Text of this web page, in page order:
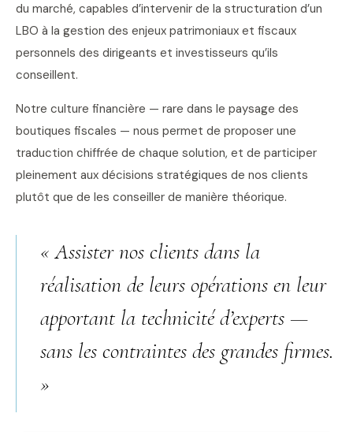
du marché, capables d’intervenir de la structuration d’un
LBO à la gestion des enjeux patrimoniaux et fiscaux
personnels des dirigeants et investisseurs qu’ils
conseillent.
Notre culture financière — rare dans le paysage des
boutiques fiscales — nous permet de proposer une
traduction chiffrée de chaque solution, et de participer
pleinement aux décisions stratégiques de nos clients
plutôt que de les conseiller de manière théorique.
« Assister nos clients dans la
réalisation de leurs opérations en leur
apportant la technicité d’experts —
sans les contraintes des grandes firmes.
»